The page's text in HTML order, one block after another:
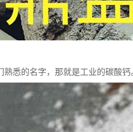
熟悉的名字，那就是工业的碳酸